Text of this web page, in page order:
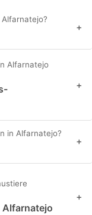
+
Alfarnatejo
+
in Alfarnatejo?
+
Alfarnatejo
+